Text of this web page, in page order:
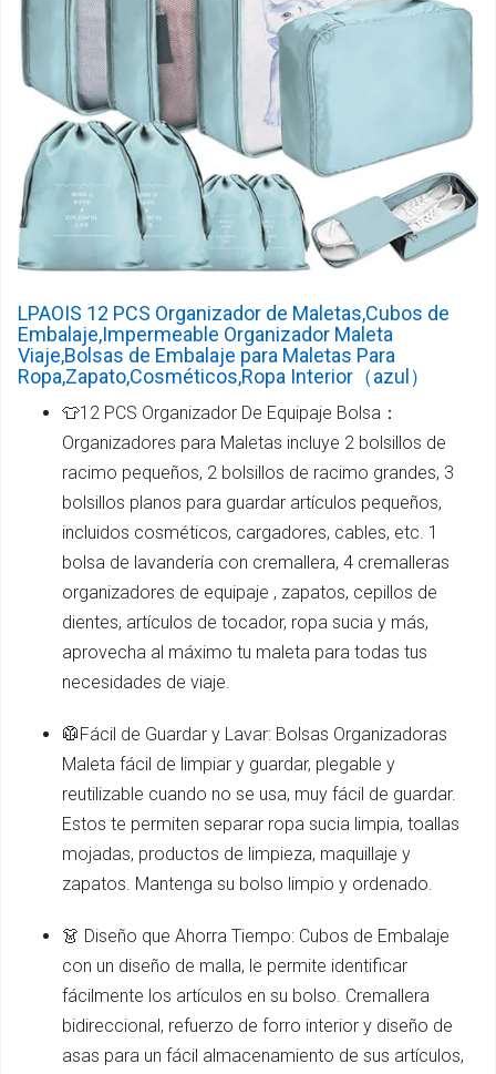
LPAOIS 12 PCS Organizador de Maletas,Cubos de
Embalaje,Impermeable Organizador Maleta
Viaje,Bolsas de Embalaje para Maletas Para
Ropa,Zapato,Cosméticos,Ropa Interior（azul）
👕12 PCS Organizador De Equipaje Bolsa：
Organizadores para Maletas incluye 2 bolsillos de
racimo pequeños, 2 bolsillos de racimo grandes, 3
bolsillos planos para guardar artículos pequeños,
incluidos cosméticos, cargadores, cables, etc. 1
bolsa de lavandería con cremallera, 4 cremalleras
organizadores de equipaje , zapatos, cepillos de
dientes, artículos de tocador, ropa sucia y más,
aprovecha al máximo tu maleta para todas tus
necesidades de viaje.
🥼Fácil de Guardar y Lavar: Bolsas Organizadoras
Maleta fácil de limpiar y guardar, plegable y
reutilizable cuando no se usa, muy fácil de guardar.
Estos te permiten separar ropa sucia limpia, toallas
mojadas, productos de limpieza, maquillaje y
zapatos. Mantenga su bolso limpio y ordenado.
👗 Diseño que Ahorra Tiempo: Cubos de Embalaje
con un diseño de malla, le permite identificar
fácilmente los artículos en su bolso. Cremallera
bidireccional, refuerzo de forro interior y diseño de
asas para un fácil almacenamiento de sus artículos,